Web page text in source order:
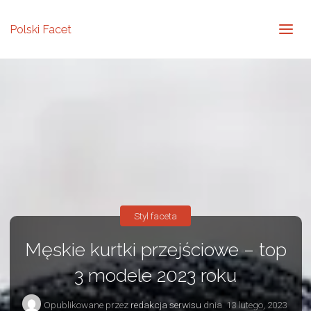
Polski Facet
Męskie kurtki przejściowe – top
3 modele 2023 roku
Opublikowane przez redakcja serwisu dnia 13 lutego, 2023
Styl faceta